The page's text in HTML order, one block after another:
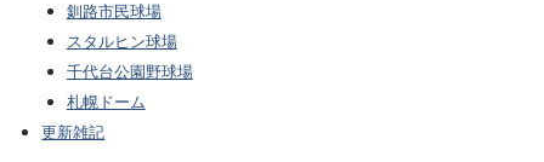
釧路市民球場
スタルヒン球場
千代台公園野球場
札幌ドーム
更新雑記